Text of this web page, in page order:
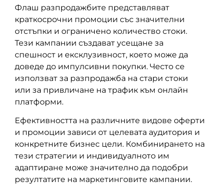
Флаш разпродажбите представляват
краткосрочни промоции със значителни
отстъпки и ограничено количество стоки.
Тези кампании създават усещане за
спешност и ексклузивност, което може да
доведе до импулсивни покупки. Често се
използват за разпродaжба на стари стоки
или за привличане на трафик към онлайн
платформи.
Ефективността на различните видове оферти
и промоции зависи от целевата аудитория и
конкретните бизнес цели. Комбинирането на
тези стратегии и индивидуалното им
адаптиране може значително да подобри
резултатите на маркетинговите кампании.